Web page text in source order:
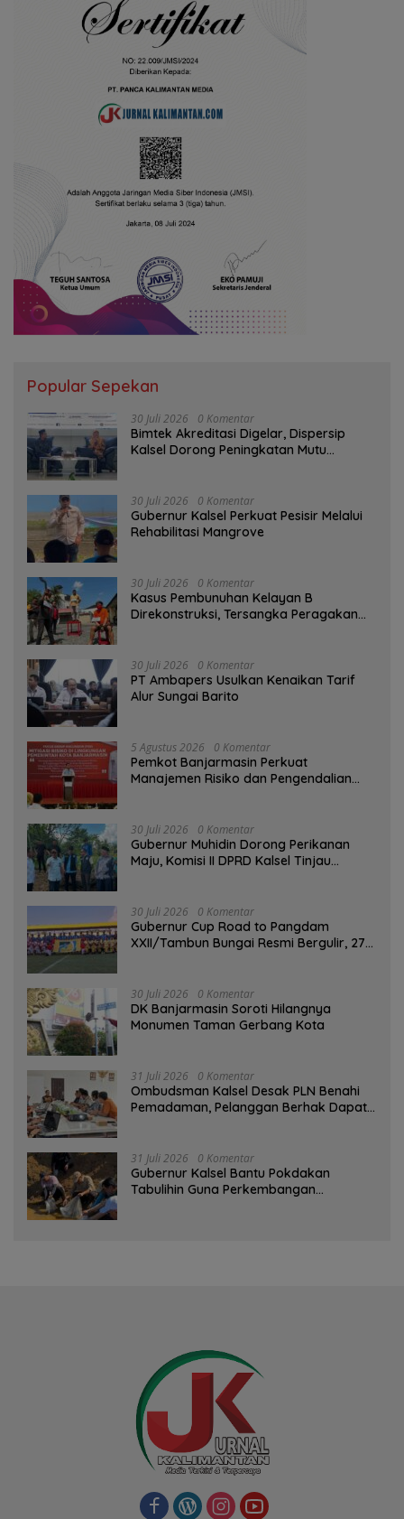
Popular Sepekan
30 Juli 2026 0 Komentar
Bimtek Akreditasi Digelar, Dispersip
Kalsel Dorong Peningkatan Mutu
30 Juli 2026 0 Komentar
Gubernur Kalsel Perkuat Pesisir Melalui
Rehabilitasi Mangrove
30 Juli 2026 0 Komentar
Kasus Pembunuhan Kelayan B
Direkonstruksi, Tersangka Peragakan
30 Juli 2026 0 Komentar
PT Ambapers Usulkan Kenaikan Tarif
Alur Sungai Barito
5 Agustus 2026 0 Komentar
Pemkot Banjarmasin Perkuat
Manajemen Risiko dan Pengendalian
30 Juli 2026 0 Komentar
Gubernur Muhidin Dorong Perikanan
Maju, Komisi II DPRD Kalsel Tinjau
30 Juli 2026 0 Komentar
Gubernur Cup Road to Pangdam
XXII/Tambun Bungai Resmi Bergulir, 27
30 Juli 2026 0 Komentar
DK Banjarmasin Soroti Hilangnya
Monumen Taman Gerbang Kota
31 Juli 2026 0 Komentar
Ombudsman Kalsel Desak PLN Benahi
Pemadaman, Pelanggan Berhak Dapat
31 Juli 2026 0 Komentar
Gubernur Kalsel Bantu Pokdakan
Tabulihin Guna Perkembangan